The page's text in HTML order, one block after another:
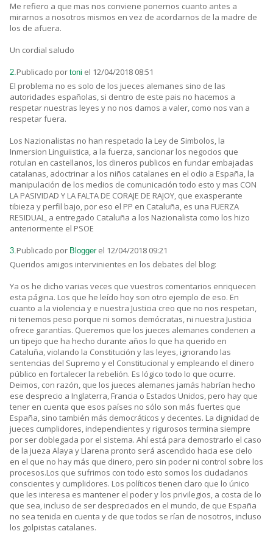
Me refiero a que mas nos conviene ponernos cuanto antes a
mirarnos a nosotros mismos en vez de acordarnos de la madre de
los de afuera.
Un cordial saludo
2.Publicado por toni el 12/04/2018 08:51
El problema no es solo de los jueces alemanes sino de las
autoridades españolas, si dentro de este pais no hacemos a
respetar nuestras leyes y no nos damos a valer, como nos van a
respetar fuera.
Los Nazionalistas no han respetado la Ley de Simbolos, la
Inmersion Linguiistica, a la fuerza, sancionar los negocios que
rotulan en castellanos, los dineros publicos en fundar embajadas
catalanas, adoctrinar a los niños catalanes en el odio a España, la
manipulación de los medios de comunicación todo esto y mas CON
LA PASIVIDAD Y LA FALTA DE CORAJE DE RAJOY, que exasperante
tibieza y perfil bajo, por eso el PP en Cataluña, es una FUERZA
RESIDUAL, a entregado Cataluña a los Nazionalista como los hizo
anteriormente el PSOE
3.Publicado por Blogger el 12/04/2018 09:21
Queridos amigos intervinientes en los debates del blog:
Ya os he dicho varias veces que vuestros comentarios enriquecen
esta página. Los que he leído hoy son otro ejemplo de eso. En
cuanto a la violencia y e nuestra Justicia creo que no nos respetan,
ni tenemos peso porque ni somos demócratas, ni nuestra Justicia
ofrece garantías. Queremos que los jueces alemanes condenen a
un tipejo que ha hecho durante años lo que ha querido en
Cataluña, violando la Constitución y las leyes, ignorando las
sentencias del Supremo y el Constitucional y empleando el dinero
público en fortalecer la rebelión. Es lógico todo lo que ocurre.
Deimos, con razón, que los jueces alemanes jamás habrían hecho
ese desprecio a Inglaterra, Francia o Estados Unidos, pero hay que
tener en cuenta que esos países no sólo son más fuertes que
España, sino también más democráticos y decentes. La dignidad de
jueces cumplidores, independientes y rigurosos termina siempre
por ser doblegada por el sistema. Ahí está para demostrarlo el caso
de la jueza Alaya y Llarena pronto será ascendido hacia ese cielo
en el que no hay más que dinero, pero sin poder ni control sobre los
procesos.Los que sufrimos con todo esto somos los ciudadanos
conscientes y cumplidores. Los políticos tienen claro que lo único
que les interesa es mantener el poder y los privilegios, a costa de lo
que sea, incluso de ser despreciados en el mundo, de que España
no sea tenida en cuenta y de que todos se rían de nosotros, incluso
los golpistas catalanes.